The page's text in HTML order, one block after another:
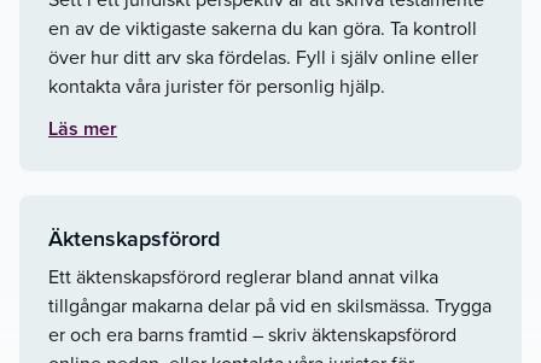
en av de viktigaste sakerna du kan göra. Ta kontroll
över hur ditt arv ska fördelas. Fyll i själv online eller
kontakta våra jurister för personlig hjälp.
Läs mer
Äktenskapsförord
Ett äktenskapsförord reglerar bland annat vilka
tillgångar makarna delar på vid en skilsmässa. Trygga
er och era barns framtid – skriv äktenskapsförord